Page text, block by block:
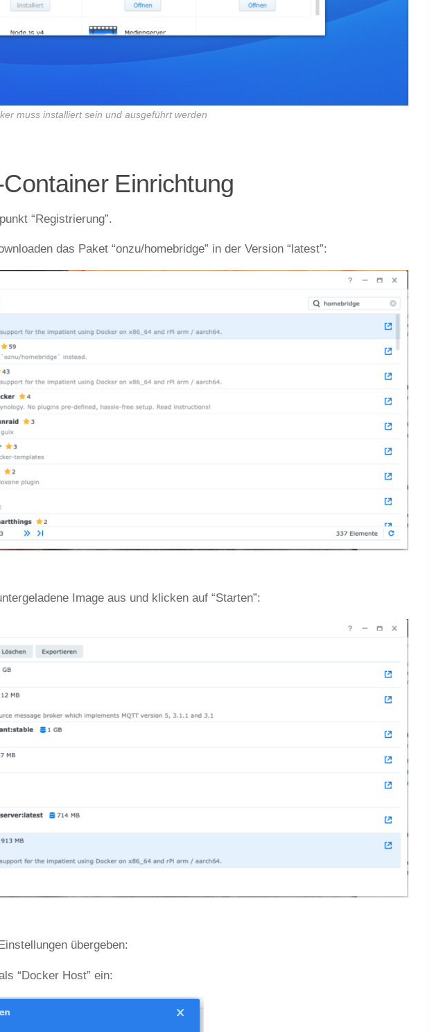
muss installiert sein und ausgeführt werden
Einrichtung
“Registrierung”.
das Paket “onzu/homebridge” in der Version “latest”:
Image aus und klicken auf “Starten”:
übergeben:
“Docker Host” ein: